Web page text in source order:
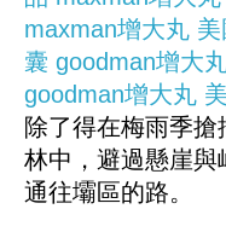
maxman增大丸
囊 goodman增大
goodman增大丸
除了得在梅雨季
林中，避過懸崖與
通往壩區的路。